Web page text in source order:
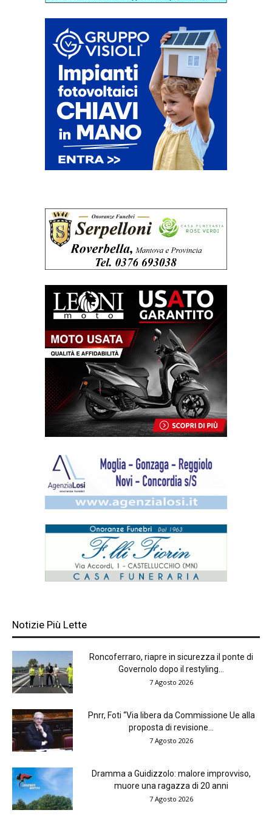
Notizie Più Lette
Roncoferraro, riapre in sicurezza il ponte di
Governolo dopo il restyling...
7 Agosto 2026
Pnrr, Foti “Via libera da Commissione Ue alla
proposta di revisione...
7 Agosto 2026
Dramma a Guidizzolo: malore improvviso,
muore una ragazza di 20 anni
7 Agosto 2026